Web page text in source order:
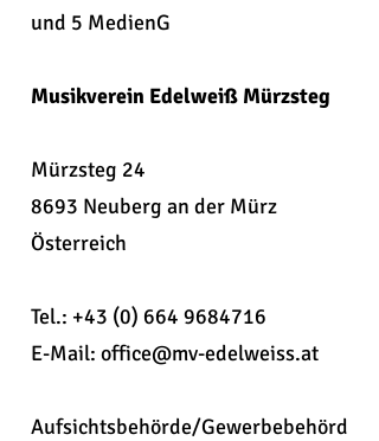
und 5 MedienG
Musikverein Edelweiß Mürzsteg
Mürzsteg 24
8693 Neuberg an der Mürz
Österreich
Tel.: +43 (0) 664 9684716
E-Mail: office@mv-edelweiss.at
Aufsichtsbehörde/Gewerbebehörd